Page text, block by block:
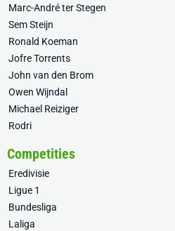
Marc-André ter Stegen
Sem Steijn
Ronald Koeman
Jofre Torrents
John van den Brom
Owen Wijndal
Michael Reiziger
Rodri
Competities
Eredivisie
Ligue 1
Bundesliga
Laliga